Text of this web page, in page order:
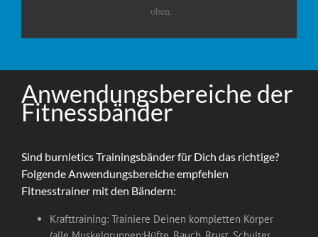
oben.
Anwendungsbereiche der
Fitnessbänder
Sind burnletics Trainingsbänder für Dich das richtige?
Folgende Anwendungsbereiche empfehlen
Fitnesstrainer mit den Bändern:
Krafttraining: Trainiere Deinen kompletten Körper